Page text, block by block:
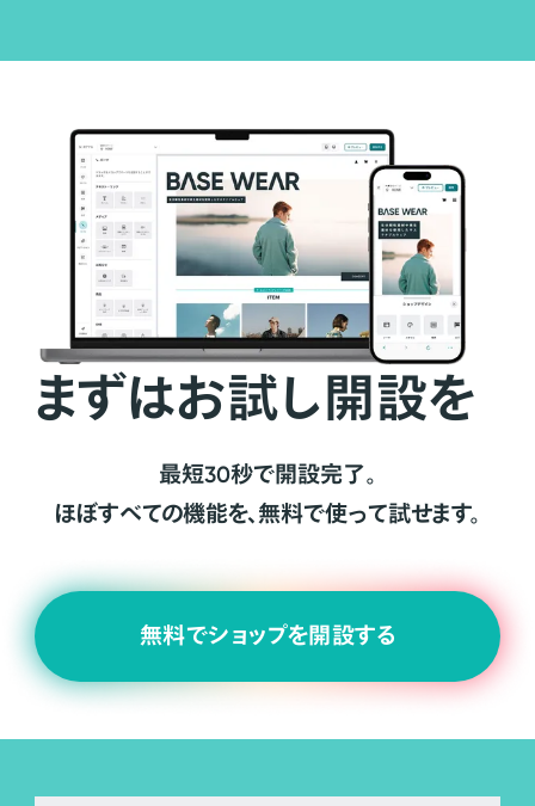
まずはお試し開設を
最短30秒で開設完了。
ほぼすべての機能を、無料で使って試せます。
無料でショップを開設する